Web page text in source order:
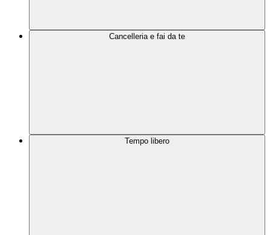
Cancelleria e fai da te
Tempo libero